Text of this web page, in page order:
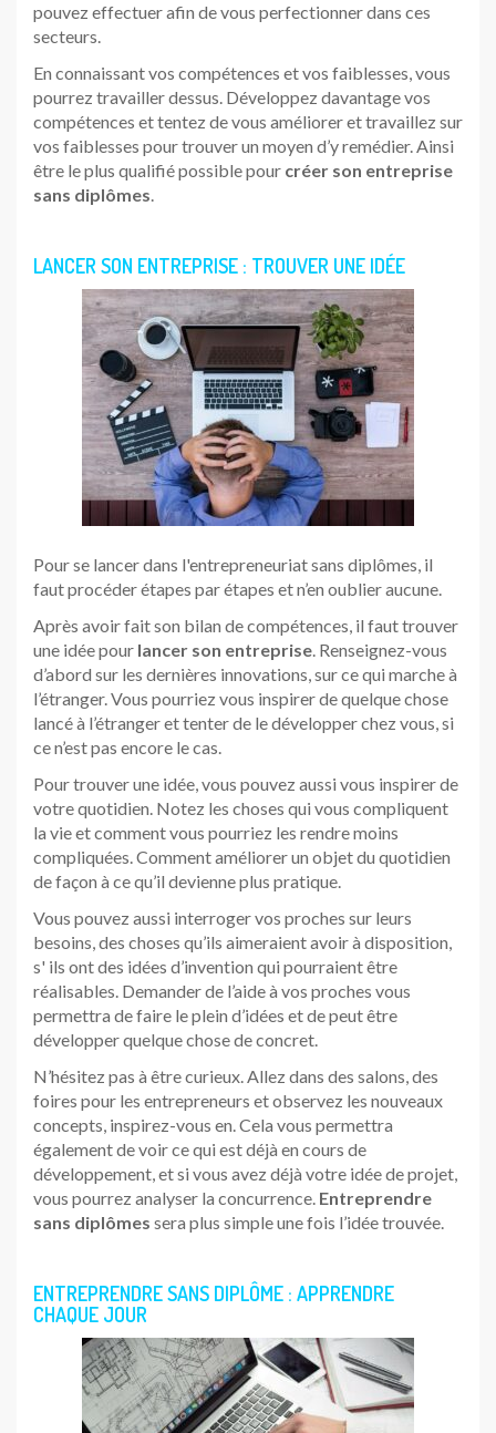
pouvez effectuer afin de vous perfectionner dans ces
secteurs.
En connaissant vos compétences et vos faiblesses, vous
pourrez travailler dessus. Développez davantage vos
compétences et tentez de vous améliorer et travaillez sur
vos faiblesses pour trouver un moyen d’y remédier. Ainsi
être le plus qualifié possible pour créer son entreprise
sans diplômes.
LANCER SON ENTREPRISE : TROUVER UNE IDÉE
Pour se lancer dans l'entrepreneuriat sans diplômes, il
faut procéder étapes par étapes et n’en oublier aucune.
Après avoir fait son bilan de compétences, il faut trouver
une idée pour lancer son entreprise. Renseignez-vous
d’abord sur les dernières innovations, sur ce qui marche à
l’étranger. Vous pourriez vous inspirer de quelque chose
lancé à l’étranger et tenter de le développer chez vous, si
ce n’est pas encore le cas.
Pour trouver une idée, vous pouvez aussi vous inspirer de
votre quotidien. Notez les choses qui vous compliquent
la vie et comment vous pourriez les rendre moins
compliquées. Comment améliorer un objet du quotidien
de façon à ce qu’il devienne plus pratique.
Vous pouvez aussi interroger vos proches sur leurs
besoins, des choses qu’ils aimeraient avoir à disposition,
s' ils ont des idées d’invention qui pourraient être
réalisables. Demander de l’aide à vos proches vous
permettra de faire le plein d’idées et de peut être
développer quelque chose de concret.
N’hésitez pas à être curieux. Allez dans des salons, des
foires pour les entrepreneurs et observez les nouveaux
concepts, inspirez-vous en. Cela vous permettra
également de voir ce qui est déjà en cours de
développement, et si vous avez déjà votre idée de projet,
vous pourrez analyser la concurrence. Entreprendre
sans diplômes sera plus simple une fois l’idée trouvée.
ENTREPRENDRE SANS DIPLÔME : APPRENDRE
CHAQUE JOUR